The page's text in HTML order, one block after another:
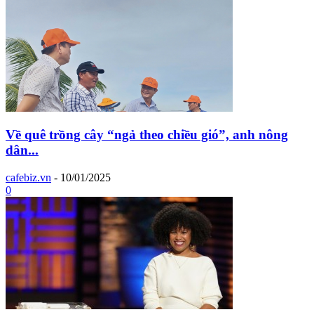
Về quê trồng cây “ngả theo chiều gió”, anh nông
dân...
cafebiz.vn - 10/01/2025
0